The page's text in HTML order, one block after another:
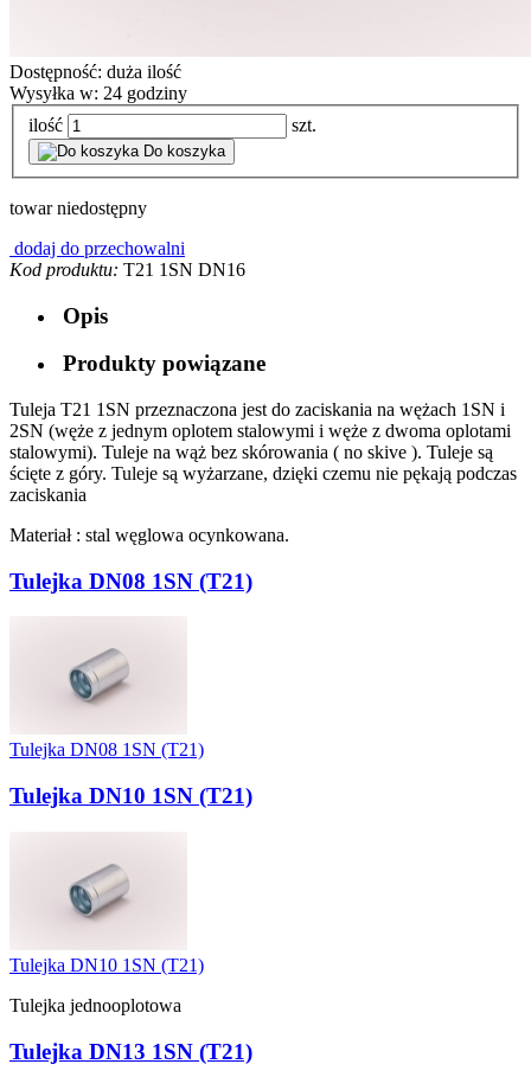
Dostępność: duża ilość
Wysyłka w: 24 godziny
ilość
szt.
Do koszyka
towar niedostępny
dodaj do przechowalni
Kod produktu: T21 1SN DN16
Opis
Produkty powiązane
Tuleja T21 1SN przeznaczona jest do zaciskania na wężach 1SN i
2SN (węże z jednym oplotem stalowymi i węże z dwoma oplotami
stalowymi). Tuleje na wąż bez skórowania ( no skive ). Tuleje są
ścięte z góry. Tuleje są wyżarzane, dzięki czemu nie pękają podczas
zaciskania
Materiał : stal węglowa ocynkowana.
Tulejka DN08 1SN (T21)
Tulejka DN08 1SN (T21)
Tulejka DN10 1SN (T21)
Tulejka DN10 1SN (T21)
Tulejka jednooplotowa
Tulejka DN13 1SN (T21)